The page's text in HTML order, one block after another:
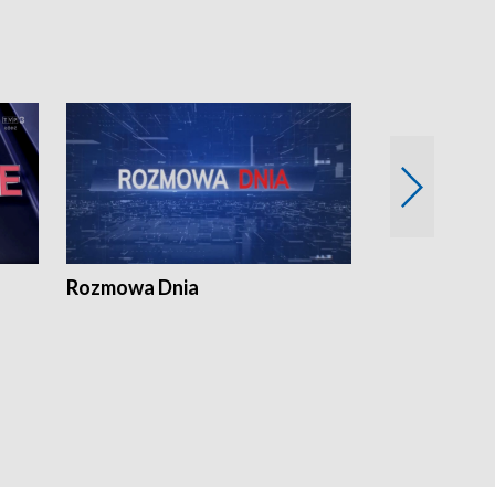
Rozmowa Dnia